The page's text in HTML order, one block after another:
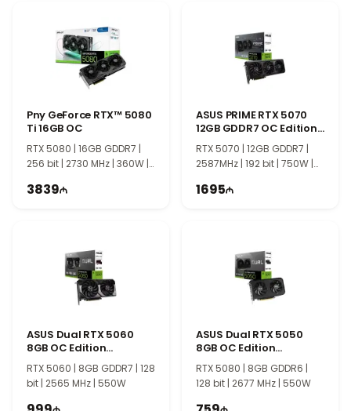
Pny GeForce RTX™ 5080
Ti 16GB OC
RTX 5080 | 16GB GDDR7 |
256 bit | 2730 MHz | 360W |
3839
ASUS PRIME RTX 5070
12GB GDDR7 OC Edition
90YV0M10-M0NA00
RTX 5070 | 12GB GDDR7 |
2587MHz | 192 bit | 750W |
1695
ASUS Dual RTX 5060
8GB OC Edition
90YV0N12-M0NA00
RTX 5060 | 8GB GDDR7 | 128
bit | 2565 MHz | 550W
ASUS Dual RTX 5050
8GB OC Edition
90YV0N72-M0NA00
RTX 5080 | 8GB GDDR6 |
128 bit | 2677 MHz | 550W